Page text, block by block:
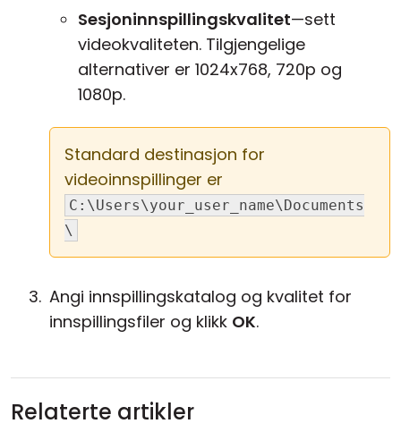
Sesjoninnspillingskvalitet—sett
videokvaliteten. Tilgjengelige
alternativer er 1024x768, 720p og
1080p.
Standard destinasjon for
videoinnspillinger er
C:\Users\your_user_name\Documents
\
Angi innspillingskatalog og kvalitet for
innspillingsfiler og klikk OK.
Relaterte artikler